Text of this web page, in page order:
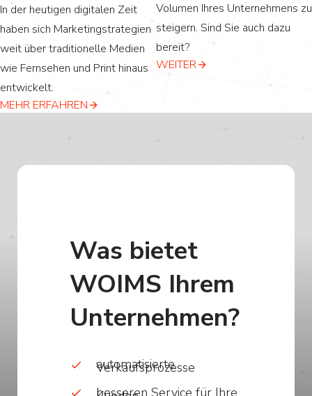
In der heutigen digitalen Zeit
haben sich Marketingstrategien
weit über traditionelle Medien
wie Fernsehen und Print hinaus
entwickelt.
MEHR ERFAHREN
Volumen Ihres Unternehmens zu
steigern. Sind Sie auch dazu
bereit?
WEITER
Was bietet
WOIMS Ihrem
Unternehmen?
automatisierte
Verkaufsprozesse
besseren Service für Ihre